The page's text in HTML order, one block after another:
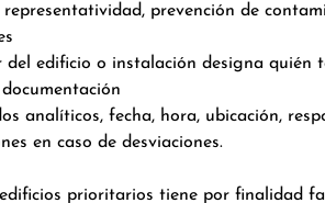
prevención de
del edificio o instalación designa quién
analíticos, fecha, hora, ubicación,
en caso de desviaciones.
prioritarios tiene por finalidad